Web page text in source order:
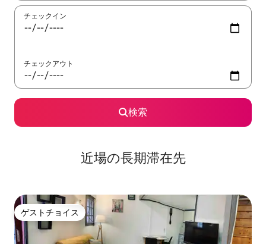
チェックイン
チェックアウト
検索
近場の長期滞在先
ゲストチョイス
ゲストチョイス